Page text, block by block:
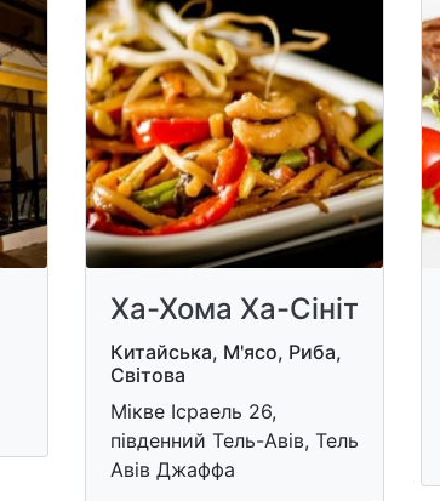
Ха-Хома Ха-Сініт
Китайська, М'ясо, Риба,
Світова
Мікве Ісраель 26,
південний Тель-Авів, Тель
Авів Джаффа